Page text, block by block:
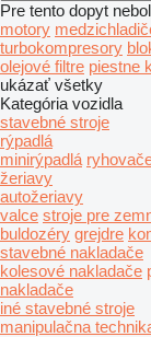
Pre tento dopyt
motory
turbokompresory
olejové filtre piestne
ukázať všetky
Kategória vozidla
stavebné stroje
rýpadlá
minirýpadlá
žeriavy
autožeriavy
valce stroje pre
buldozéry grejdre
stavebné nakladače
kolesové nakladače
nakladače
iné stavebné stroje
manipulačna